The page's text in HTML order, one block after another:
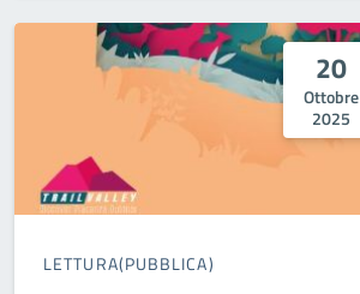
20
Ottobre
2025
LETTURA(PUBBLICA)